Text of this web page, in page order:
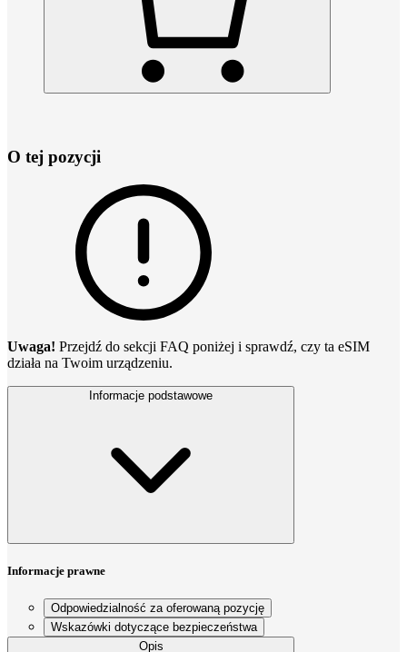
O tej pozycji
Uwaga! Przejdź do sekcji FAQ poniżej i sprawdź, czy ta eSIM
działa na Twoim urządzeniu.
Informacje podstawowe
Informacje prawne
Odpowiedzialność za oferowaną pozycję
Wskazówki dotyczące bezpieczeństwa
Opis